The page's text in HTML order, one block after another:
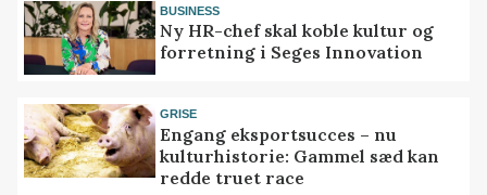
BUSINESS
Ny HR-chef skal koble kultur og
forretning i Seges Innovation
GRISE
Engang eksportsucces – nu
kulturhistorie: Gammel sæd kan
redde truet race